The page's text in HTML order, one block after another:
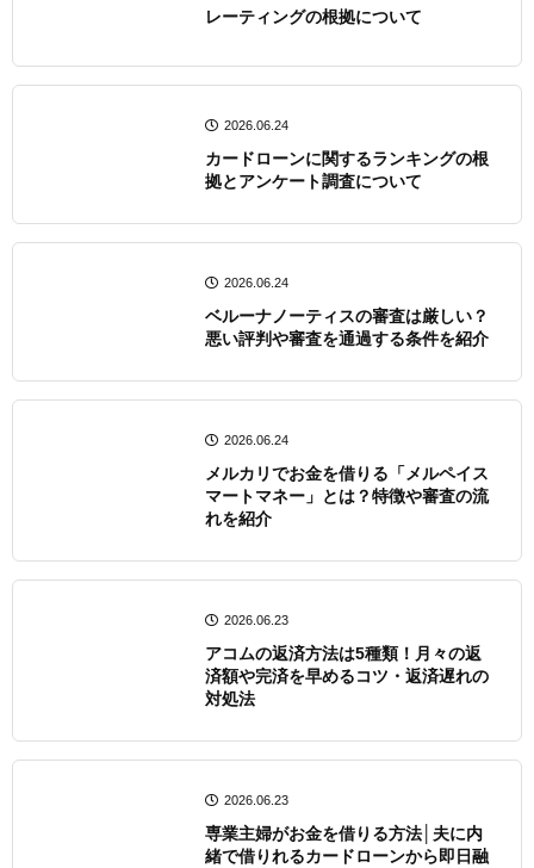
レーティングの根拠について
2026.06.24
カードローンに関するランキングの根
拠とアンケート調査について
2026.06.24
ベルーナノーティスの審査は厳しい？
悪い評判や審査を通過する条件を紹介
2026.06.24
メルカリでお金を借りる「メルペイス
マートマネー」とは？特徴や審査の流
れを紹介
2026.06.23
アコムの返済方法は5種類！月々の返
済額や完済を早めるコツ・返済遅れの
対処法
2026.06.23
専業主婦がお金を借りる方法│夫に内
緒で借りれるカードローンから即日融